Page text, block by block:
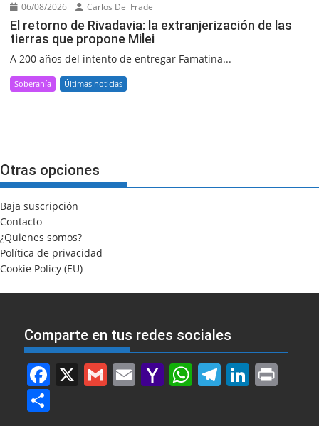
06/08/2026 Carlos Del Frade
El retorno de Rivadavia: la extranjerización de las
tierras que propone Milei
A 200 años del intento de entregar Famatina...
Soberanía Últimas noticias
Otras opciones
Baja suscripción
Contacto
¿Quienes somos?
Política de privacidad
Cookie Policy (EU)
Comparte en tus redes sociales
F X G E Y W T Li